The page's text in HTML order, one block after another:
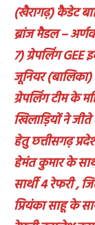
(खैरागढ़) कैडेट
ब्रांज मैडल –
7) ग्रेपलिंग GEE
जूनियर (बालिका)
ग्रेपलिंग टीम के
खिलाड़ियों ने
हेतु छत्तीसगढ़
हेमंत कुमार के साथ
सार्थी 4 रेफरी ,
प्रियंका साहू के